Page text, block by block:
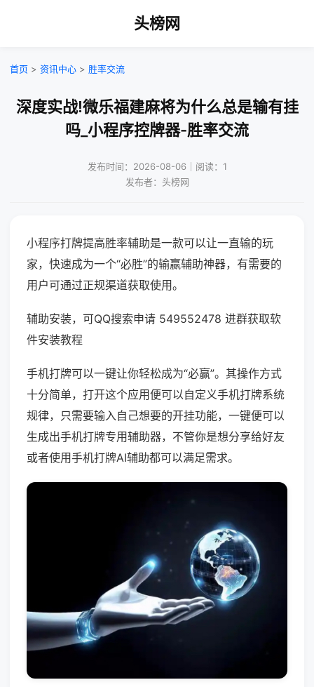
头榜网
首页 > 资讯中心 > 胜率交流
深度实战!微乐福建麻将为什么总是输有挂
吗_小程序控牌器-胜率交流
发布时间：2026-08-06｜阅读：1
发布者：头榜网
小程序打牌提高胜率辅助是一款可以让一直输的玩
家，快速成为一个“必胜”的输赢辅助神器，有需要的
用户可通过正规渠道获取使用。
辅助安装，可QQ搜索申请 549552478 进群获取软
件安装教程
手机打牌可以一键让你轻松成为“必赢”。其操作方式
十分简单，打开这个应用便可以自定义手机打牌系统
规律，只需要输入自己想要的开挂功能，一键便可以
生成出手机打牌专用辅助器，不管你是想分享给好友
或者使用手机打牌AI辅助都可以满足需求。